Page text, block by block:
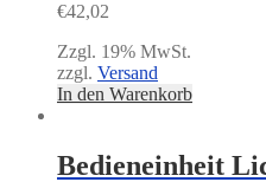
€42,02
Zzgl. 19% MwSt.
zzgl. Versand
In den Warenkorb
Bedieneinheit